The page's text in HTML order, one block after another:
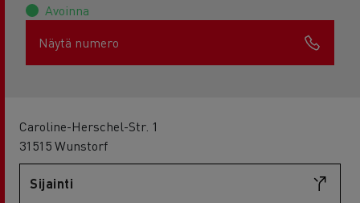
Avoinna
Näytä numero
Caroline-Herschel-Str. 1
31515 Wunstorf
Sijainti